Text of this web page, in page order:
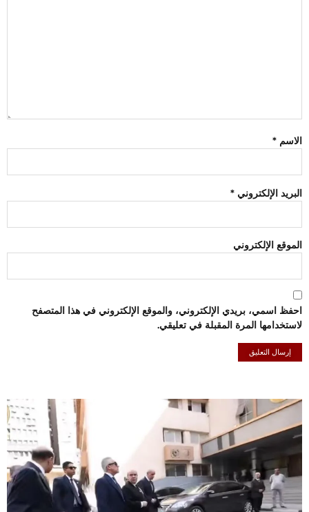
الاسم *
البريد الإلكتروني *
الموقع الإلكتروني
احفظ اسمي، بريدي الإلكتروني، والموقع الإلكتروني في هذا المتصفح
لاستخدامها المرة المقبلة في تعليقي.